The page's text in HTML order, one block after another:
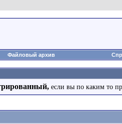
Файловый архив
если вы по каким то